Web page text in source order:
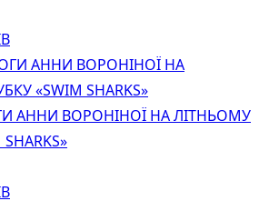
АННИ ВОРОНІНОЇ НА ЛІТНЬОМУ